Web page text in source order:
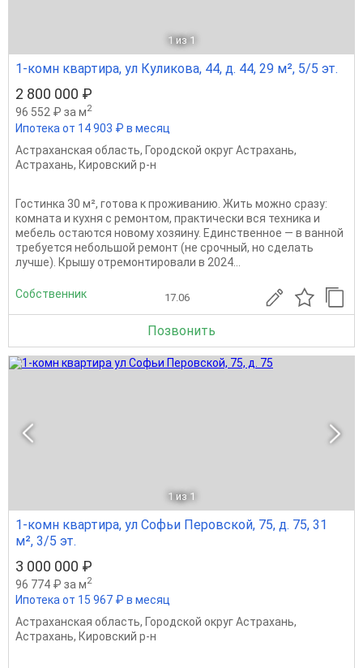
1 из 1
1-комн квартира, ул Куликова, 44, д. 44, 29 м², 5/5 эт.
2 800 000 ₽
96 552 ₽ за м2
Ипотека от 14 903 ₽ в месяц
Астраханская область, Городской округ Астрахань,
Астрахань, Кировский р-н
Гостинка 30 м², готова к проживанию. Жить можно сразу:
комната и кухня с ремонтом, практически вся техника и
мебель остаются новому хозяину. Единственное — в ванной
требуется небольшой ремонт (не срочный, но сделать
лучше). Крышу отремонтировали в 2024...
Собственник 17.06
Позвонить
1 из 1
1-комн квартира, ул Софьи Перовской, 75, д. 75, 31
м², 3/5 эт.
3 000 000 ₽
96 774 ₽ за м2
Ипотека от 15 967 ₽ в месяц
Астраханская область, Городской округ Астрахань,
Астрахань, Кировский р-н